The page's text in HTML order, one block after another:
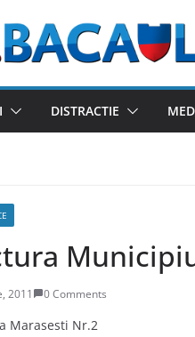
DISTRACTIE
2011 0 Comments
Marasesti Nr.2